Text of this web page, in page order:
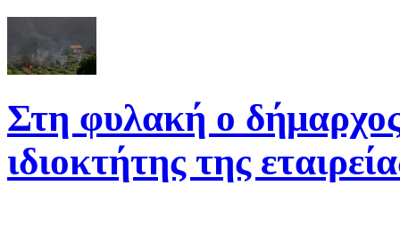
Στη φυλακή ο
ιδιοκτήτης της